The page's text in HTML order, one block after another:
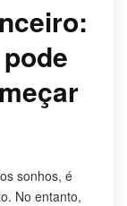
sonhos, é
No entanto,